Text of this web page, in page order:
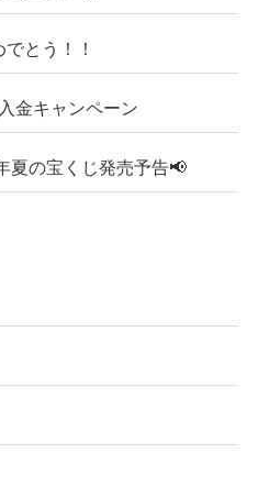
とう！！
金キャンペーン
夏の宝くじ発売予告📢